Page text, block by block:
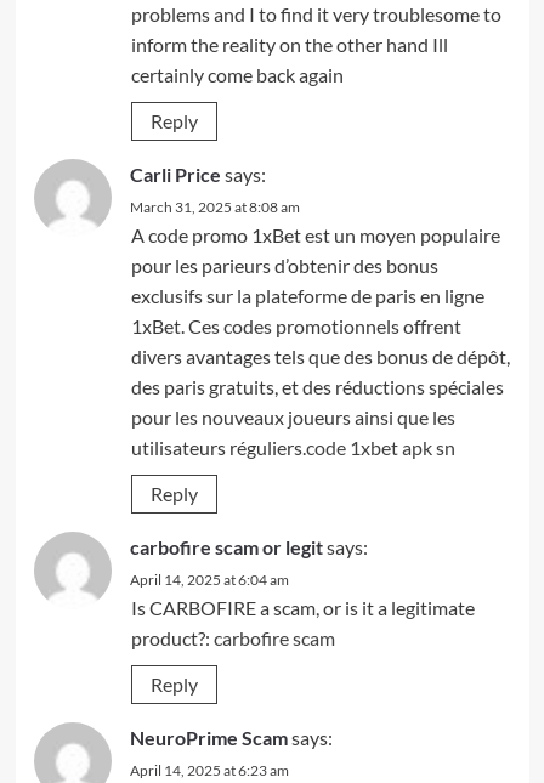
problems and I to find it very troublesome to
inform the reality on the other hand Ill
certainly come back again
Reply
Carli Price says:
March 31, 2025 at 8:08 am
A code promo 1xBet est un moyen populaire
pour les parieurs d’obtenir des bonus
exclusifs sur la plateforme de paris en ligne
1xBet. Ces codes promotionnels offrent
divers avantages tels que des bonus de dépôt,
des paris gratuits, et des réductions spéciales
pour les nouveaux joueurs ainsi que les
utilisateurs réguliers.code 1xbet apk sn
Reply
carbofire scam or legitsays:
April 14, 2025 at 6:04 am
Is CARBOFIRE a scam, or is it a legitimate
product?: carbofire scam
Reply
NeuroPrime Scamsays:
April 14, 2025 at 6:23 am